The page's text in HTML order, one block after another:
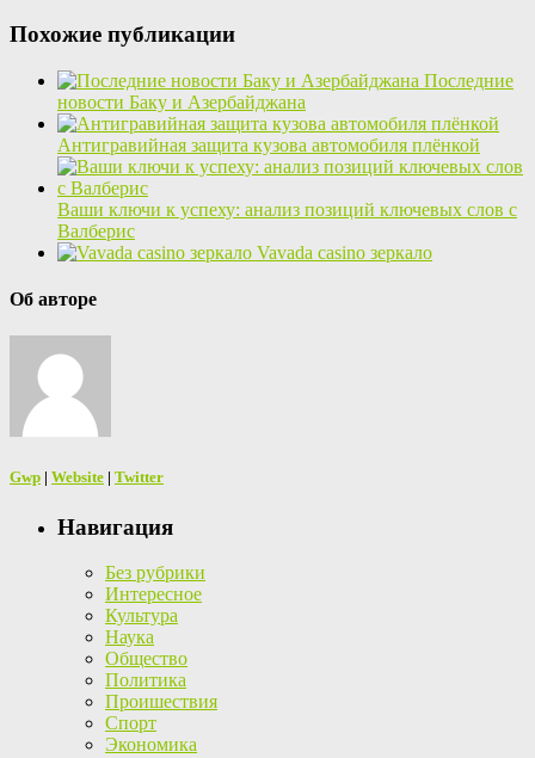
Похожие публикации
Последние
новости Баку и Азербайджана
Антигравийная защита кузова автомобиля плёнкой
Ваши ключи к успеху: анализ позиций ключевых слов с
Валберис
Vavada casino зеркало
Об авторе
Gwp | Website | Twitter
Навигация
Без рубрики
Интересное
Культура
Наука
Общество
Политика
Проишествия
Спорт
Экономика